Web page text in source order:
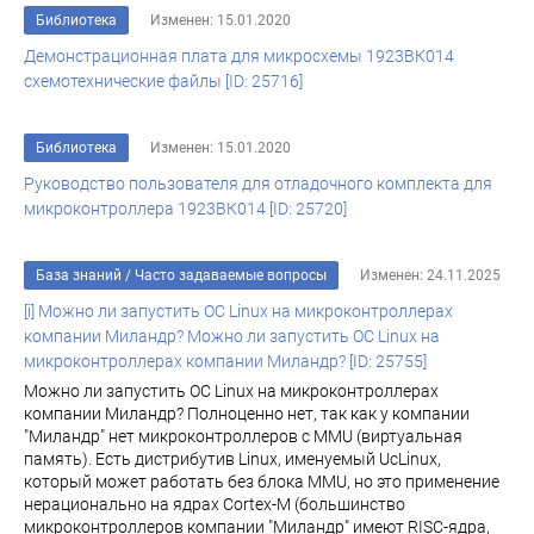
Библиотека Изменен: 15.01.2020
Демонстрационная плата для микросхемы 1923ВК014
схемотехнические файлы [ID: 25716]
Библиотека Изменен: 15.01.2020
Руководство пользователя для отладочного комплекта для
микроконтроллера 1923ВК014 [ID: 25720]
База знаний / Часто задаваемые вопросы Изменен: 24.11.2025
[i] Можно ли запустить ОС Linux на микроконтроллерах
компании Миландр? Можно ли запустить ОС Linux на
микроконтроллерах компании Миландр? [ID: 25755]
Можно ли запустить ОС Linux на микроконтроллерах
компании Миландр? Полноценно нет, так как у компании
"Миландр" нет микроконтроллеров с MMU (виртуальная
память). Есть дистрибутив Linux, именуемый UcLinux,
который может работать без блока MMU, но это применение
нерационально на ядрах Cortex-M (большинство
микроконтроллеров компании "Миландр" имеют RISC-ядра,